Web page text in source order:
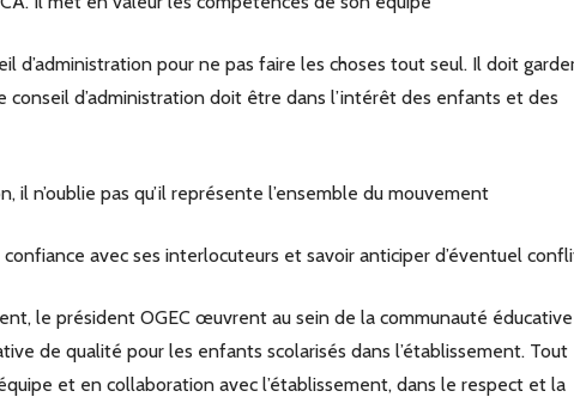
d’administration pour ne pas faire les choses tout seul. Il doit
conseil d’administration doit être dans l’intérêt des enfants et des
il n’oublie pas qu’il représente l’ensemble du mouvement
avec ses interlocuteurs et savoir anticiper d’éventuel
le président OGEC œuvrent au sein de la communauté éducative
de qualité pour les enfants scolarisés dans l’établissement. Tout
et en collaboration avec l’établissement, dans le respect et la